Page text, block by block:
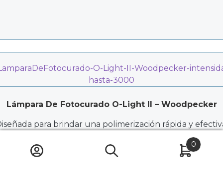
Lámpara De Fotocurado O-Light II – Woodpecker
para brindar una polimerización rápida y
adecuada de resinas compuestas y otros materiales
fotosensibles. La O-LIGHT II es una herramienta clave en
0